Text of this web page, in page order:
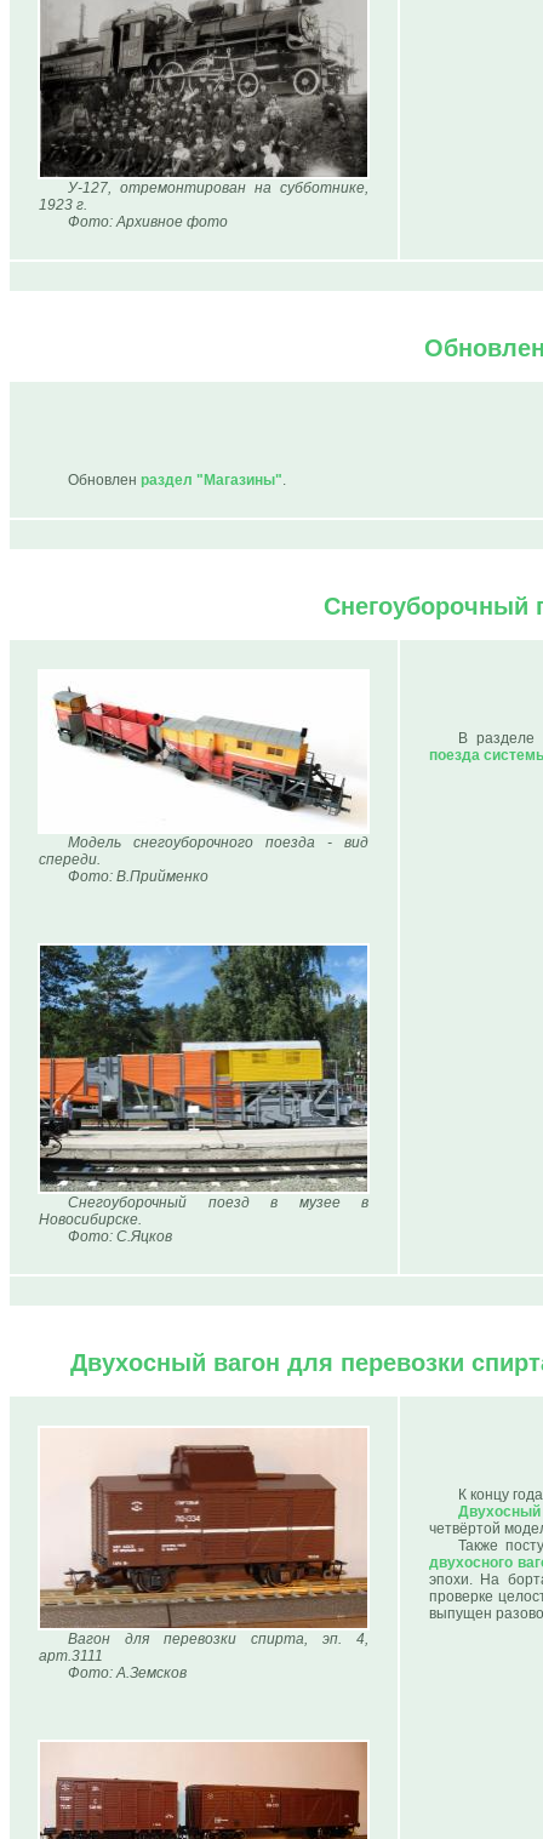
У-127, отремонтирован на субботнике,
1923 г.
Фото: Архивное фото
Обновлен раздел "Магазины".
Снегоуборочный
Модель снегоуборочного поезда - вид
спереди.
Фото: В.Прийменко
Снегоуборочный поезд в музее в
Новосибирске.
Фото: С.Яцков
В разделе
поезда
Двухосный вагон для перевозки
Вагон для перевозки спирта, эп. 4,
арт.3111
Фото: А.Земсков
К концу
четвёртой
Также
двухосного
эпохи. На
проверке
выпущен